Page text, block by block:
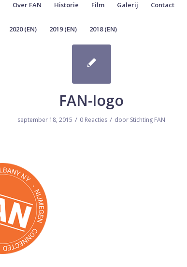
Over FAN Historie Film Galerij Contact
2020 (EN) 2019 (EN) 2018 (EN)
FAN-logo
september 18, 2015 / 0 Reacties / door Stichting FAN